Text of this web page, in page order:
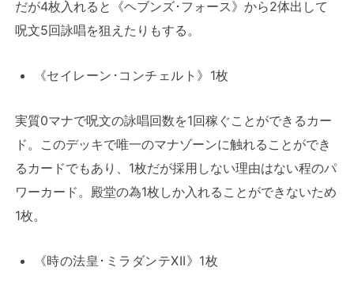
だが4枚入れると《ヘブンズ･フォース》から2体出して
呪文5回詠唱を狙えたりもする。
《セイレーン･コンチェルト》1枚
実質0マナで呪文の詠唱回数を1回稼ぐことができるカー
ド。このデッキで唯一のマナゾーンに触れることができ
るカードでもあり、1枚だが採用しない理由はない程のパ
ワーカード。殿堂の為1枚しか入れることができないため
1枚。
《時の法皇･ミラダンテXII》1枚